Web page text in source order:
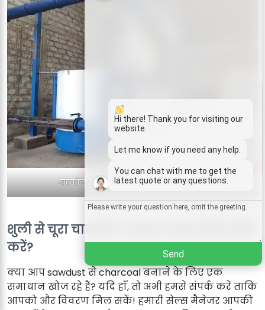
चारकोल फैक्ट्री में उत्थापन कैबोनाइजेशन भट्टी
शुली से चूरा चारकोल उत्पादन लाइन कैसे ऑर्डर
करें?
क्या आप sawdust से charcoal बनाने के लिए एक
समाधान खोज रहे हैं? यदि हाँ, तो अभी हमसे संपर्क करें ताकि
आपको और विवरण मिल सकें! हमारी सेल्स मैनेजर आपकी
Wechat
Chat
Hi there! Thank you for visiting our
website.
Let me know if you need any help.
You can chat with me to get the
latest quote or any questions.
Send